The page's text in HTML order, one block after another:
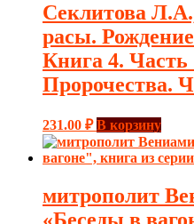
Секлитова
расы.
Книга 4. Часть
Пророчества.
231.00 ₽ В корзину
митрополит